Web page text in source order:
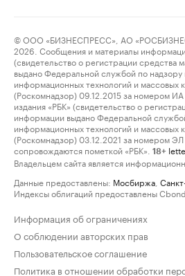
© ООО «БИЗНЕСПРЕСС», АО
2026. Сообщения и материалы
(свидетельство о регистрации средства
выдано Федеральной службой по надзору
информационных технологий и массовых
(Роскомнадзор) 09.12.2015 за номером
издания «РБК» (свидетельство о
информации выдано Федеральной
информационных технологий и массовых
(Роскомнадзор) 03.12.2021 за номером
сопровождаются пометкой «РБК».
18+
Владельцем сайта является
Данные предоставлены: Мосбиржа
Индексы облигаций предоставлены
Информация об ограничениях
О соблюдении авторских прав
Пользовательское соглашение
Политика в отношении обработки